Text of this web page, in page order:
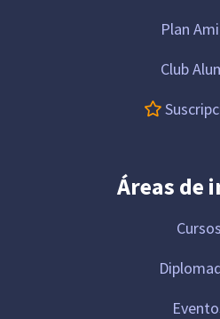
Plan
Club
Áreas de
Cursos